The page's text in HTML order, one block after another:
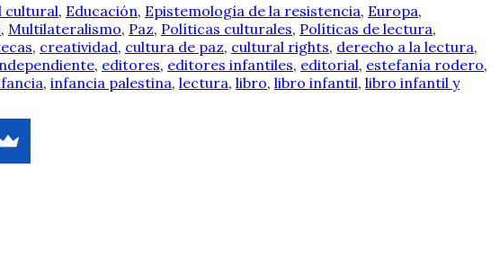
cultural, Educación, Epistemología de la resistencia, Europa,
, Multilateralismo, Paz, Políticas culturales, Políticas de lectura,
, creatividad, cultura de paz, cultural rights, derecho a la lectura,
, editores, editores infantiles, editorial, estefanía rodero,
, infancia palestina, lectura, libro, libro infantil, libro infantil y